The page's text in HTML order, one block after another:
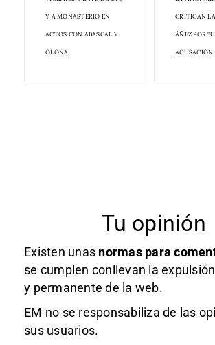
Y A MONASTERIO EN
ACTOS CON ABASCAL Y
OLONA
CRITICAN
ÁÑEZ POR
Tu opinión
Existen unas normas para
se cumplen conllevan la
y permanente de la web.
EM no se responsabiliza de las
sus usuarios.